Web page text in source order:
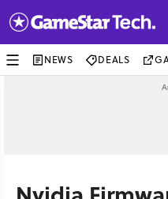
NEWS DEALS